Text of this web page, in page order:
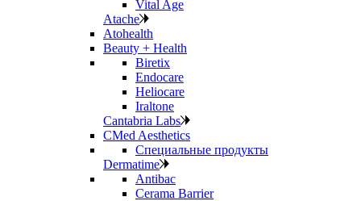
Vital Age
Atache
Atohealth
Beauty + Health
Biretix
Endocare
Heliocare
Iraltone
Cantabria Labs
CMed Aesthetics
Специальные продукты
Dermatime
Antibac
Cerama Barrier